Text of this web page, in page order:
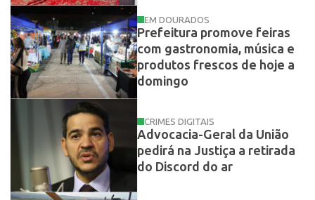
EM DOURADOS
Prefeitura promove feiras
com gastronomia, música e
produtos frescos de hoje a
domingo
CRIMES DIGITAIS
Advocacia-Geral da União
pedirá na Justiça a retirada
do Discord do ar